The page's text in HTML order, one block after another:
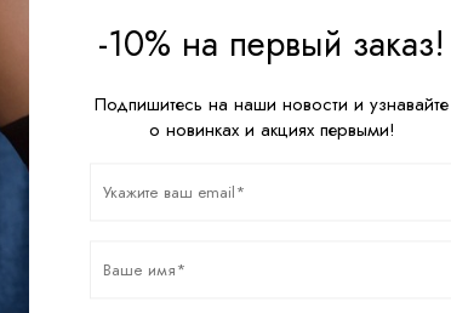
-10% на первый заказ!
Подпишитесь на наши новости и узнавайте
о новинках и акциях первыми!